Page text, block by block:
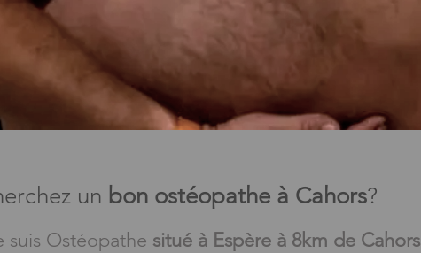
un bon ostéopathe à Cahors?
suis Ostéopathe situé à Espère à 8km de Cahors